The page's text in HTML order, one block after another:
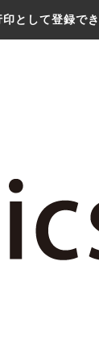
印として登録で